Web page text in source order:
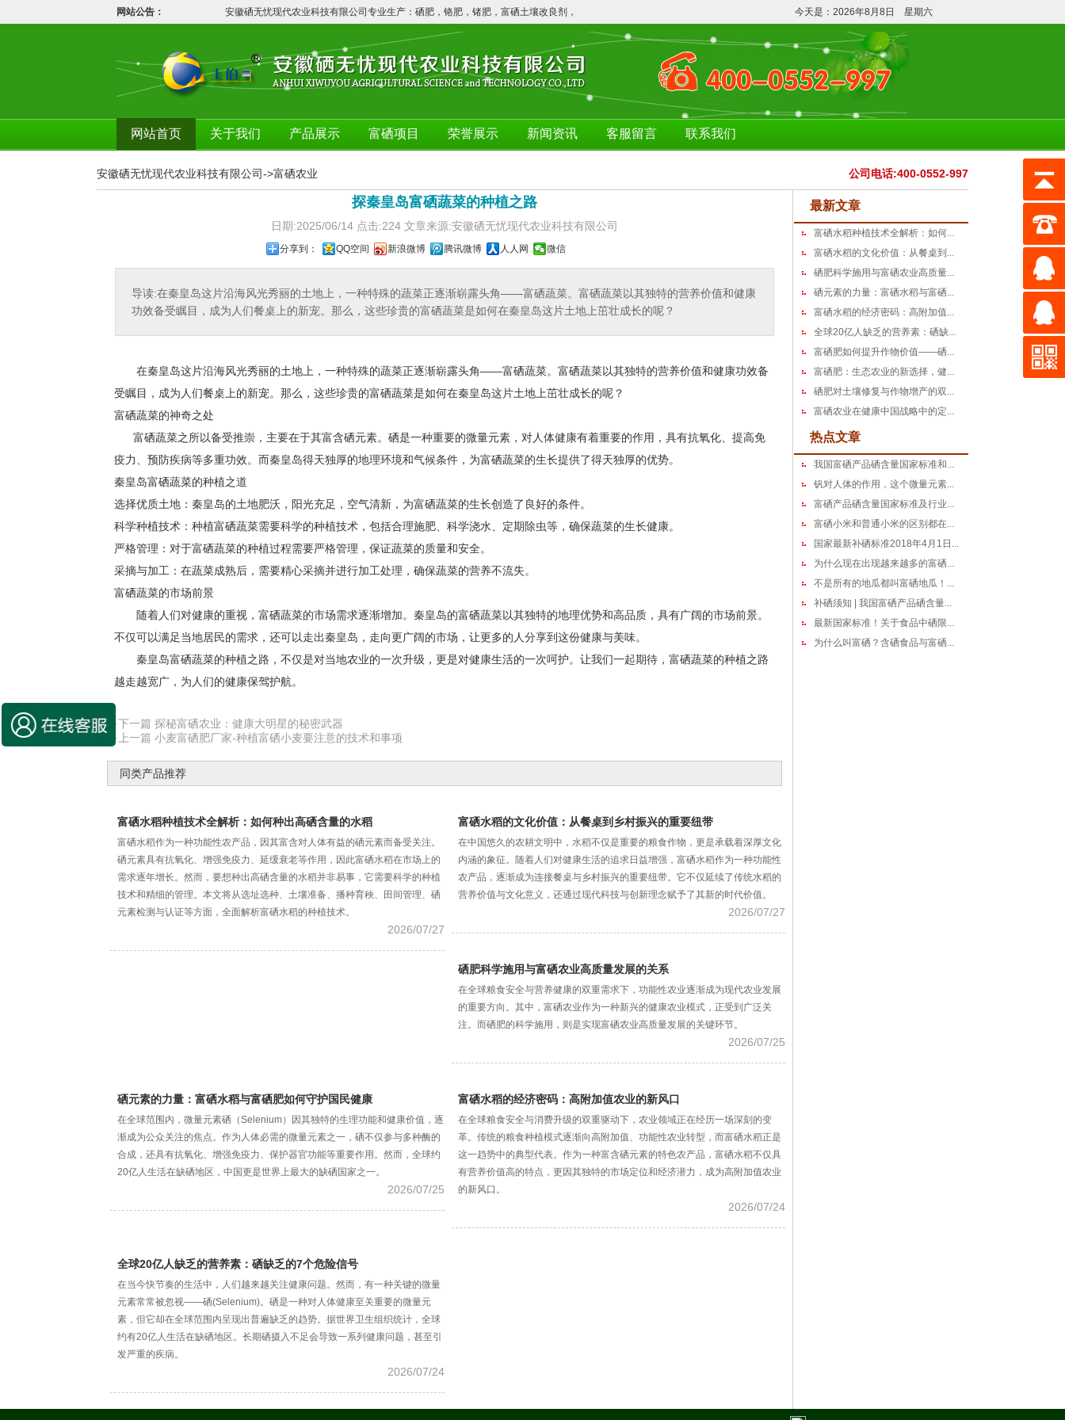
网站公告： 安徽硒无忧现代农业科技有限公司专业生产：硒肥，铬肥，锗肥，富硒土壤改良剂，富硒农产品等！欢迎广大客户咨询订购！含量不达标，全额退款！今天是：2026年8月8日 星期六
网站首页 关于我们 产品展示 富硒项目 荣誉展示 新闻资讯 客服留言 联系我们
安徽硒无忧现代农业科技有限公司->富硒农业 公司电话:400-0552-997
最新文章
富硒水稻种植技术全解析：如何...
富硒水稻的文化价值：从餐桌到...
硒肥科学施用与富硒农业高质量...
硒元素的力量：富硒水稻与富硒...
富硒水稻的经济密码：高附加值...
全球20亿人缺乏的营养素：硒缺...
富硒肥如何提升作物价值——硒...
富硒肥：生态农业的新选择，健...
硒肥对土壤修复与作物增产的双...
富硒农业在健康中国战略中的定...
热点文章
我国富硒产品硒含量国家标准和...
钒对人体的作用，这个微量元素...
富硒产品硒含量国家标准及行业...
富硒小米和普通小米的区别都在...
国家最新补硒标准2018年4月1日...
为什么现在出现越来越多的富硒...
不是所有的地瓜都叫富硒地瓜！...
补硒须知 | 我国富硒产品硒含量...
最新国家标准！关于食品中硒限...
为什么叫富硒？含硒食品与富硒...
探秦皇岛富硒蔬菜的种植之路
日期:2025/06/14 点击:224 文章来源:安徽硒无忧现代农业科技有限公司
分享到： QQ空间 新浪微博 腾讯微博 人人网 微信
导读:在秦皇岛这片沿海风光秀丽的土地上，一种特殊的蔬菜正逐渐崭露头角——富硒蔬菜。富硒蔬菜以其独特的营养价值和健康
功效备受瞩目，成为人们餐桌上的新宠。那么，这些珍贵的富硒蔬菜是如何在秦皇岛这片土地上茁壮成长的呢？
在秦皇岛这片沿海风光秀丽的土地上，一种特殊的蔬菜正逐渐崭露头角——富硒蔬菜。富硒蔬菜以其独特的营养价值和健康功效备
受瞩目，成为人们餐桌上的新宠。那么，这些珍贵的富硒蔬菜是如何在秦皇岛这片土地上茁壮成长的呢？
富硒蔬菜的神奇之处
富硒蔬菜之所以备受推崇，主要在于其富含硒元素。硒是一种重要的微量元素，对人体健康有着重要的作用，具有抗氧化、提高免
疫力、预防疾病等多重功效。而秦皇岛得天独厚的地理环境和气候条件，为富硒蔬菜的生长提供了得天独厚的优势。
秦皇岛富硒蔬菜的种植之道
选择优质土地：秦皇岛的土地肥沃，阳光充足，空气清新，为富硒蔬菜的生长创造了良好的条件。
科学种植技术：种植富硒蔬菜需要科学的种植技术，包括合理施肥、科学浇水、定期除虫等，确保蔬菜的生长健康。
严格管理：对于富硒蔬菜的种植过程需要严格管理，保证蔬菜的质量和安全。
采摘与加工：在蔬菜成熟后，需要精心采摘并进行加工处理，确保蔬菜的营养不流失。
富硒蔬菜的市场前景
随着人们对健康的重视，富硒蔬菜的市场需求逐渐增加。秦皇岛的富硒蔬菜以其独特的地理优势和高品质，具有广阔的市场前景。
不仅可以满足当地居民的需求，还可以走出秦皇岛，走向更广阔的市场，让更多的人分享到这份健康与美味。
秦皇岛富硒蔬菜的种植之路，不仅是对当地农业的一次升级，更是对健康生活的一次呵护。让我们一起期待，富硒蔬菜的种植之路
越走越宽广，为人们的健康保驾护航。
·下一篇 ​探秘富硒农业：健康大明星的秘密武器
·上一篇 小麦富硒肥厂家-种植富硒小麦要注意的技术和事项
同类产品推荐
富硒水稻种植技术全解析：如何种出高硒含量的水稻
富硒水稻作为一种功能性农产品，因其富含对人体有益的硒元素而备受关注。
硒元素具有抗氧化、增强免疫力、延缓衰老等作用，因此富硒水稻在市场上的
需求逐年增长。然而，要想种出高硒含量的水稻并非易事，它需要科学的种植
技术和精细的管理。本文将从选址选种、土壤准备、播种育秧、田间管理、硒
元素检测与认证等方面，全面解析富硒水稻的种植技术。
2026/07/27
富硒水稻的文化价值：从餐桌到乡村振兴的重要纽带
在中国悠久的农耕文明中，水稻不仅是重要的粮食作物，更是承载着深厚文化
内涵的象征。随着人们对健康生活的追求日益增强，富硒水稻作为一种功能性
农产品，逐渐成为连接餐桌与乡村振兴的重要纽带。它不仅延续了传统水稻的
营养价值与文化意义，还通过现代科技与创新理念赋予了其新的时代价值。
2026/07/27
硒肥科学施用与富硒农业高质量发展的关系
在全球粮食安全与营养健康的双重需求下，功能性农业逐渐成为现代农业发展
的重要方向。其中，富硒农业作为一种新兴的健康农业模式，正受到广泛关
注。而硒肥的科学施用，则是实现富硒农业高质量发展的关键环节。
2026/07/25
硒元素的力量：富硒水稻与富硒肥如何守护国民健康
在全球范围内，微量元素硒（Selenium）因其独特的生理功能和健康价值，逐
渐成为公众关注的焦点。作为人体必需的微量元素之一，硒不仅参与多种酶的
合成，还具有抗氧化、增强免疫力、保护器官功能等重要作用。然而，全球约
20亿人生活在缺硒地区，中国更是世界上最大的缺硒国家之一。
2026/07/25
富硒水稻的经济密码：高附加值农业的新风口
在全球粮食安全与消费升级的双重驱动下，农业领域正在经历一场深刻的变
革。传统的粮食种植模式逐渐向高附加值、功能性农业转型，而富硒水稻正是
这一趋势中的典型代表。作为一种富含硒元素的特色农产品，富硒水稻不仅具
有营养价值高的特点，更因其独特的市场定位和经济潜力，成为高附加值农业
的新风口。
2026/07/24
全球20亿人缺乏的营养素：硒缺乏的7个危险信号
在当今快节奏的生活中，人们越来越关注健康问题。然而，有一种关键的微量
元素常常被忽视——硒(Selenium)。硒是一种对人体健康至关重要的微量元
素，但它却在全球范围内呈现出普遍缺乏的趋势。据世界卫生组织统计，全球
约有20亿人生活在缺硒地区。长期硒摄入不足会导致一系列健康问题，甚至引
发严重的疾病。
2026/07/24